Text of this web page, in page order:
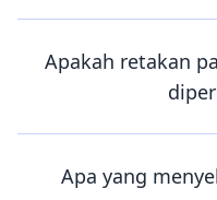
Apakah retakan
Apa yang